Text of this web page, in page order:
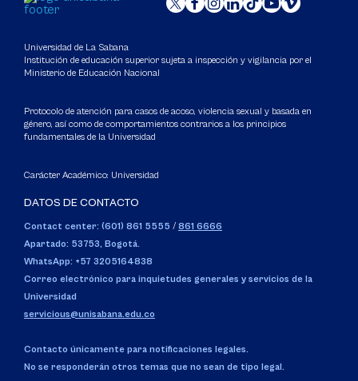
Universidad de La Sabana
Institución de educación superior sujeta a inspección y vigilancia por el
Ministerio de Educación Nacional
Protocolo de atención para casos de acoso, violencia sexual y basada en
género, así como de comportamientos contrarios a los principios
fundamentales de la Universidad
Carácter Académico: Universidad
DATOS DE CONTACTO
Contact center: (601) 861 5555 / 861 6666
Apartado: 53753, Bogotá.
WhatsApp: +57 3205164838
Correo electrónico para inquietudes generales y servicios de la
Universidad
servicious@unisabana.edu.co
Contacto únicamente para notificaciones legales.
No se responderán otros temas que no sean de tipo legal.